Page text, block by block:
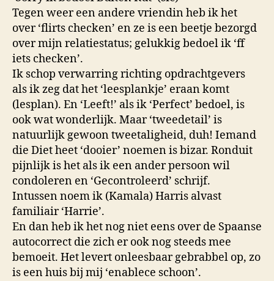
Tegen weer een andere vriendin heb ik het
over ‘flirts checken’ en ze is een beetje bezorgd
over mijn relatiestatus; gelukkig bedoel ik ‘ff
iets checken’.
Ik schop verwarring richting opdrachtgevers
als ik zeg dat het ‘leesplankje’ eraan komt
(lesplan). En ‘Leeft!’ als ik ‘Perfect’ bedoel, is
ook wat wonderlijk. Maar ‘tweedetail’ is
natuurlijk gewoon tweetaligheid, duh! Iemand
die Diet heet ‘dooier’ noemen is bizar. Ronduit
pijnlijk is het als ik een ander persoon wil
condoleren en ‘Gecontroleerd’ schrijf.
Intussen noem ik (Kamala) Harris alvast
familiair ‘Harrie’.
En dan heb ik het nog niet eens over de Spaanse
autocorrect die zich er ook nog steeds mee
bemoeit. Het levert onleesbaar gebrabbel op, zo
is een huis bij mij ‘enablece schoon’.